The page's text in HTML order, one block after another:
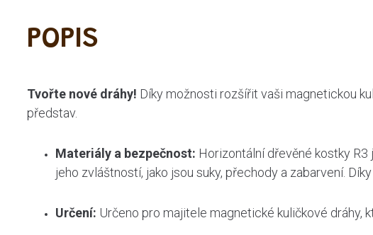
POPIS
Tvořte nové dráhy! Díky možnosti rozšířit vaši magnetickou
představ.
Materiály a bezpečnost: Horizontální dřevěné kostky
jeho zvláštností, jako jsou suky, přechody a zabarvení.
Určení: Určeno pro majitele magnetické kuličkové dráhy,